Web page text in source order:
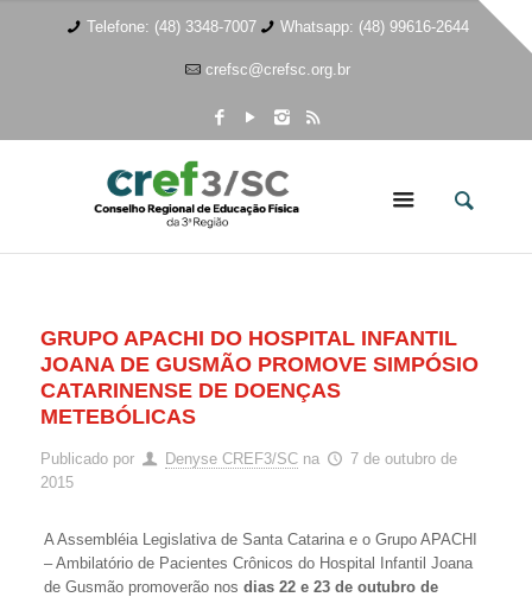
Telefone: (48) 3348-7007 Whatsapp: (48) 99616-2644
crefsc@crefsc.org.br
GRUPO APACHI DO HOSPITAL INFANTIL
JOANA DE GUSMÃO PROMOVE SIMPÓSIO
CATARINENSE DE DOENÇAS
METEBÓLICAS
Publicado por Denyse CREF3/SC na
7 de outubro de
2015
A Assembléia Legislativa de Santa Catarina e o Grupo APACHI
– Ambilatório de Pacientes Crônicos do Hospital Infantil Joana
de Gusmão promoverão nosdias 22 e 23 de outubro de